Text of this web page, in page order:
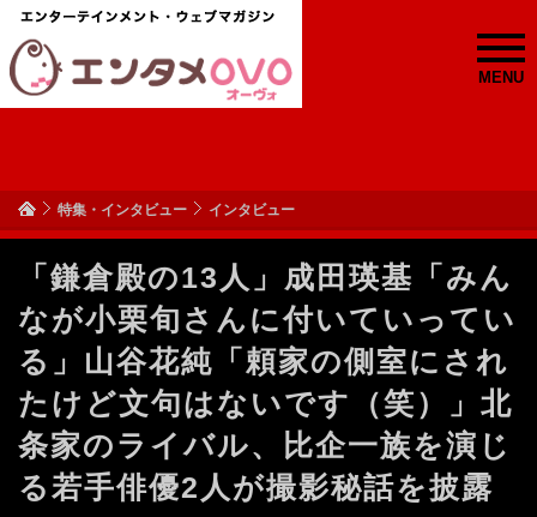
MENU
特集・インタビュー インタビュー
「鎌倉殿の13人」成田瑛基「みん
なが小栗旬さんに付いていってい
る」山谷花純「頼家の側室にされ
たけど文句はないです（笑）」北
条家のライバル、比企一族を演じ
る若手俳優2人が撮影秘話を披露